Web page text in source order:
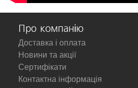
Про компанію
Доставка і оплата
Новини та акції
Сертифікати
Контактна інформація